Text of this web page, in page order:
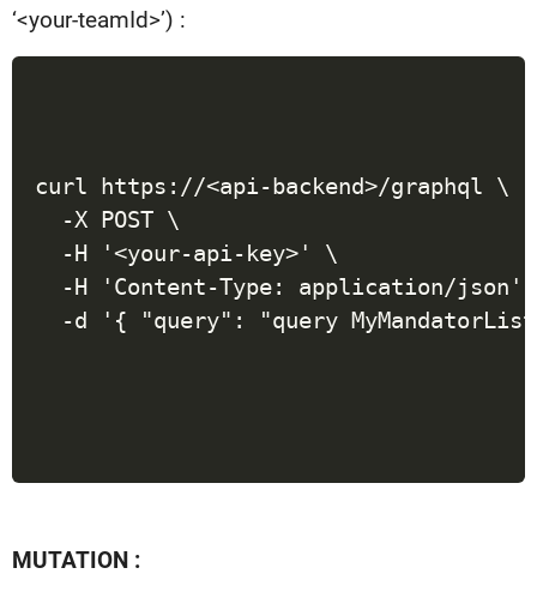
‘<your-teamId>’) :
curl https://<api-backend>/graphql \
  -X POST \
  -H '<your-api-key>' \
-H 'Content-Type: application/json'
-d '{ "query": "query
MUTATION :